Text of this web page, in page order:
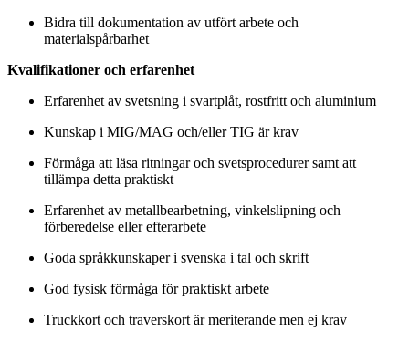
Bidra till dokumentation av utfört arbete och
materialspårbarhet
Kvalifikationer och erfarenhet
Erfarenhet av svetsning i svartplåt, rostfritt och aluminium
Kunskap i MIG/MAG och/eller TIG är krav
Förmåga att läsa ritningar och svetsprocedurer samt att
tillämpa detta praktiskt
Erfarenhet av metallbearbetning, vinkelslipning och
förberedelse eller efterarbete
Goda språkkunskaper i svenska i tal och skrift
God fysisk förmåga för praktiskt arbete
Truckkort och traverskort är meriterande men ej krav